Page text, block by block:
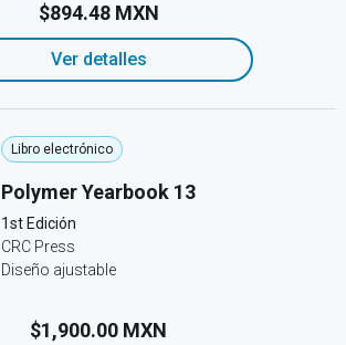
$894.48 MXN
Ver detalles
Libro electrónico
Polymer Yearbook 13
1st Edición
CRC Press
Diseño ajustable
$1,900.00 MXN